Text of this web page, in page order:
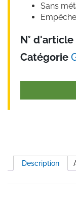
Sans
N° d'article
Catégorie
Description